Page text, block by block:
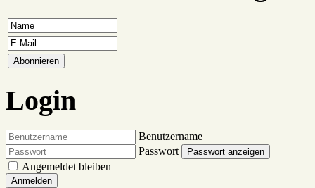
Login
Benutzername
Passwort
Passwort anzeigen
Angemeldet bleiben
Anmelden